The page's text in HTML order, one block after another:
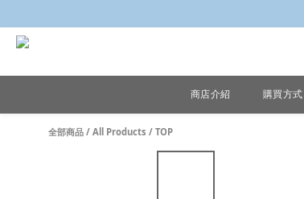
商店介紹 購買方式
全部商品 / All Products / TOP